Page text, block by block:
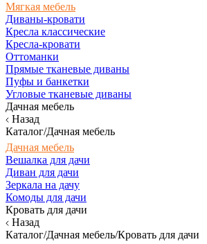
Мягкая мебель
Диваны-кровати
Кресла классические
Кресла-кровати
Оттоманки
Прямые тканевые диваны
Пуфы и банкетки
Угловые тканевые диваны
Дачная мебель
Назад
Каталог/Дачная мебель
Дачная мебель
Вешалка для дачи
Диван для дачи
Зеркала на дачу
Комоды для дачи
Кровать для дачи
Назад
Каталог/Дачная мебель/Кровать для дачи